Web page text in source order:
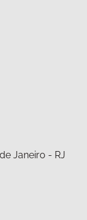
Janeiro - RJ